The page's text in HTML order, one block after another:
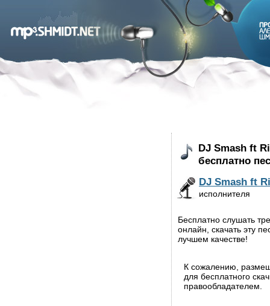
DJ Smash ft
бесплатно
DJ Smash ft
исполнителя
Бесплатно слушать
онлайн, скачать эту
лучшем качестве!
К сожалению,
для бесплатного
правообладателем.